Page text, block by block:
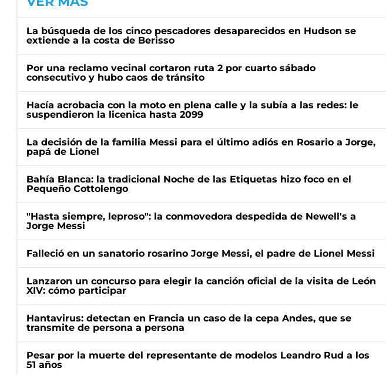
La búsqueda de los cinco pescadores desaparecidos en Hudson se
extiende a la costa de Berisso
Por una reclamo vecinal cortaron ruta 2 por cuarto sábado
consecutivo y hubo caos de tránsito
Hacía acrobacia con la moto en plena calle y la subía a las redes: le
suspendieron la licenica hasta 2099
La decisión de la familia Messi para el último adiós en Rosario a Jorge,
papá de Lionel
Bahía Blanca: la tradicional Noche de las Etiquetas hizo foco en el
Pequeño Cottolengo
"Hasta siempre, leproso": la conmovedora despedida de Newell's a
Jorge Messi
Falleció en un sanatorio rosarino Jorge Messi, el padre de Lionel Messi
Lanzaron un concurso para elegir la canción oficial de la visita de León
XIV: cómo participar
Hantavirus: detectan en Francia un caso de la cepa Andes, que se
transmite de persona a persona
Pesar por la muerte del representante de modelos Leandro Rud a los
51 años